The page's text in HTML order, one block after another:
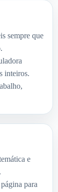
sempre que
inteiros.
e
para